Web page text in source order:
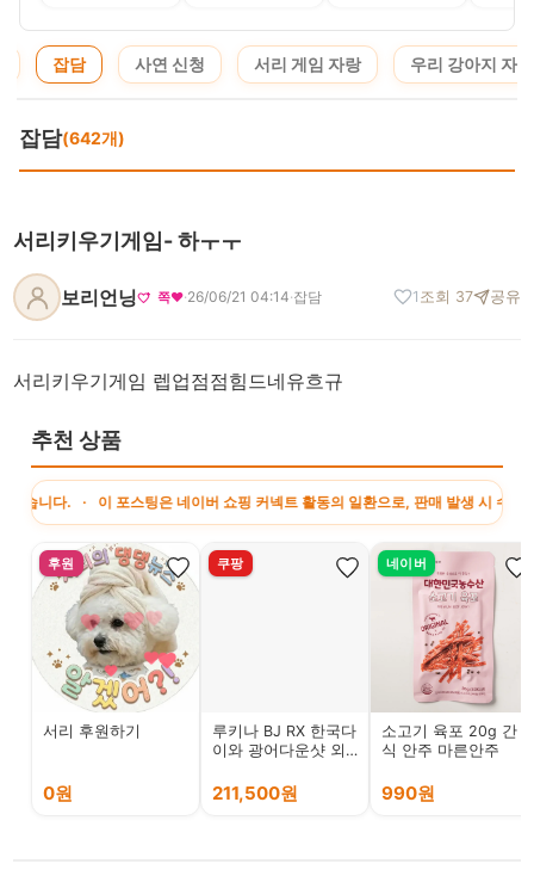
잡담 사연 신청 서리 게임 자랑 우리 강아지 자랑
잡담(642개)
서리키우기게임- 하ㅜㅜ
보리언닝 쪽❤️·26/06/21 04:14·잡담 1 조회 37 공유
서리키우기게임 렙업점점힘드네유흐규
추천 상품
. · 이 포스팅은 네이버 쇼핑 커넥트 활동의 일환으로, 판매 발생 시 수수료를
후원
서리 후원하기
0원
쿠팡
루키나 BJ RX 한국다
이와 광어다운샷 외
211,500원
네이버
소고기 육포 20g 간
식 안주 마른안주
990원